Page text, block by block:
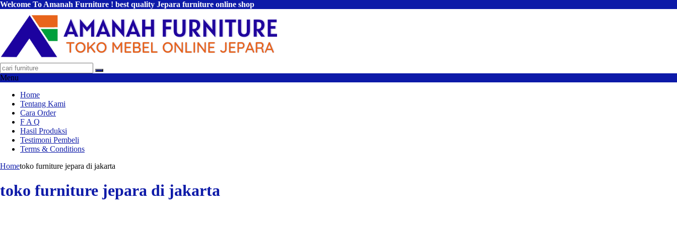
Welcome To Amanah Furniture ! best quality Jepara furniture online shop
Menu
Home
Tentang Kami
Cara Order
F A Q
Hasil Produksi
Testimoni Pembeli
Terms & Conditions
Hometoko furniture jepara di jakarta
toko furniture jepara di jakarta